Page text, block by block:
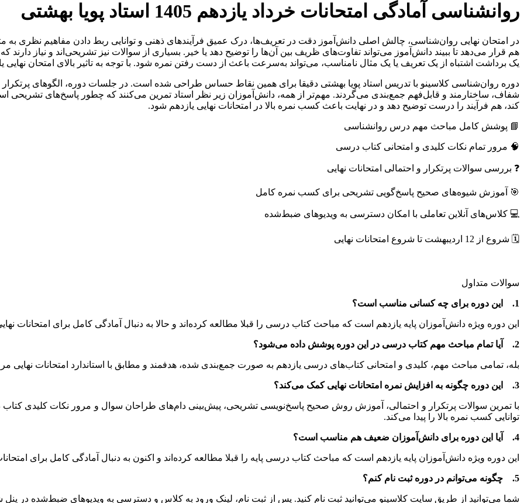
روانشناسی آمادگی امتحانات خرداد یازدهم 1405 استاد پویا بهشتی
در امتحان نهایی روان‌شناسی، چالش اصلی دانش‌آموز دقت در تعریف‌ها، درک عمیق فرآیندهای ذهنی و توانایی ربط دادن مفاهیم نظری
هم قرار می‌دهد تا ببیند دانش‌آموز می‌تواند تفاوت‌های ظریف بین آن‌ها را توضیح دهد یا خیر. بسیاری از سوالات نیز تشریحی‌اند و نیاز دارند
یک برداشت اشتباه از یک تعریف یا یک مثال نامناسب، می‌تواند به‌سرعت باعث از دست رفتن نمره شود. با توجه به تاثیر بالای امتحان نهایی
دوره روان‌شناسی کلاسینو با تدریس استاد پویا بهشتی دقیقا برای همین نقاط حساس طراحی شده است. در جلسات دوره، الگوهای
شفاف، ساختارمند و قابل‌فهم جمع‌بندی می‌گردند. مهم‌تر از همه، دانش‌آموزان زیر نظر استاد تمرین می‌کنند که چطور پاسخ‌های تشریحی
کند، هم فرآیند را درست توضیح دهد و در نهایت باعث کسب نمره بالا در امتحانات نهایی یازدهم شود.
📘 پوشش کامل مباحث مهم درس‌ روانشناسی
🧠 مرور تمام نکات کلیدی و امتحانی کتاب درسی
❓ بررسی سوالات پرتکرار و احتمالی امتحانات نهایی
🎯 آموزش شیوه‌های صحیح پاسخ‌گویی تشریحی برای کسب نمره کامل
💻 کلاس‌های آنلاین تعاملی با امکان دسترسی به ویدیوهای ضبط‌شده
🗓 شروع از 12 اردیبهشت تا شروع امتحانات نهایی
سوالات متداول
1. این دوره برای چه کسانی مناسب است؟
این دوره ویژه دانش‌آموزان پایه یازدهم است که مباحث کتاب درسی را قبلا مطالعه کرده‌اند و حالا به دنبال آمادگی کامل برای امتحانات
2. آیا تمام مباحث مهم کتاب درسی در این دوره پوشش داده می‌شود؟
بله، تمامی مباحث مهم، کلیدی و امتحانی کتاب‌های درسی یازدهم به صورت جمع‌بندی ‌شده، هدفمند و مطابق با استاندارد امتحانات نهایی
3. این دوره چگونه به افزایش نمره امتحانات نهایی کمک می‌کند؟
با تمرین سوالات پرتکرار و احتمالی، آموزش روش صحیح پاسخ‌نویسی تشریحی، پیش‌بینی دام‌های طراحان سوال و مرور نکات کلیدی
توانایی کسب نمره بالا را پیدا می‌کند.
4. آیا این دوره برای دانش‌آموزان ضعیف هم مناسب است؟
این دوره ویژه دانش‌آموزان پایه یازدهم است که مباحث کتاب درسی پایه را قبلا مطالعه کرده‌اند و اکنون به دنبال آمادگی کامل برای
5. چگونه می‌توانم در دوره ثبت‌ نام کنم؟
شما می‌توانید از طریق سایت کلاسینو می‌توانید ثبت ‌نام کنید. پس از ثبت ‌نام، لینک ورود به کلاس و دسترسی به ویدیوهای ضبط‌شده در